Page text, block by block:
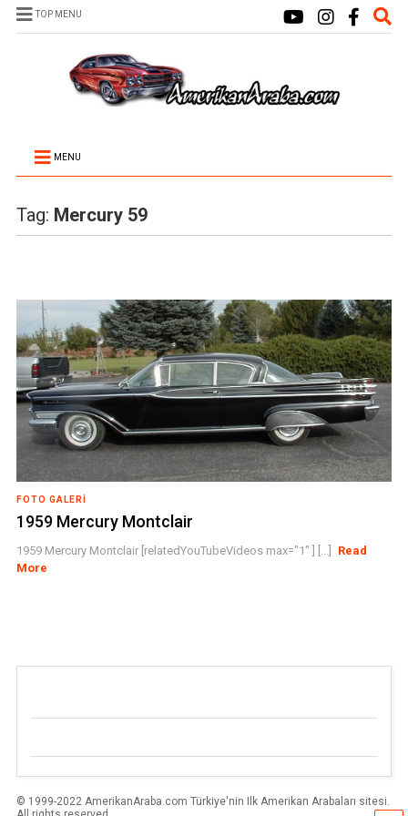
TOP MENU
MENU
Tag: Mercury 59
FOTO GALERI
1959 Mercury Montclair
1959 Mercury Montclair [relatedYouTubeVideos max="1" ] [...]
Read
More
© 1999-2022 AmerikanAraba.com Türkiye'nin Ilk Amerikan Arabaları sitesi.